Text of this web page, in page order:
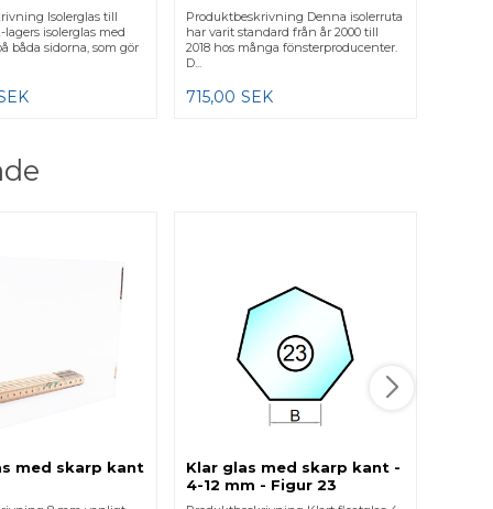
Isolerglas till
lagers isolerglas med
båda sidorna, som gör
Produktbeskrivning Denna isolerruta
har varit standard från år 2000 till
2018 hos många fönsterproducenter.
D...
715,00 SEK
med skarp kant
Klar glas med skarp kant -
4-12 mm - Figur 23